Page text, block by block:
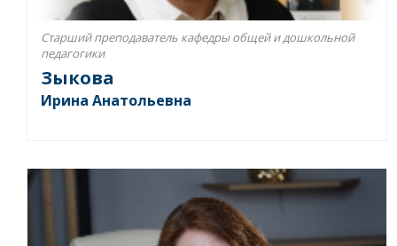
Старший преподаватель кафедры общей и дошкольной
педагогики
Зыкова
Ирина Анатольевна